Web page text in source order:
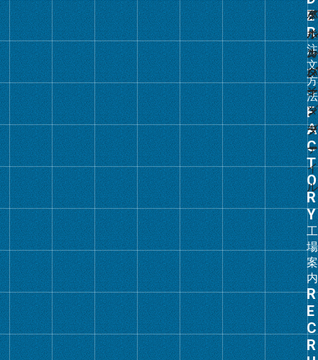
注
文
方
法
ー
プ
リ
ン
ク
工
場
案
内
グ
ル
ー
プ
リ
ン
ク
グ
ル
ー
プ
イ
ル
・
バ
イ
ン
ダ
ー
バ
イ
ン
ダ
ー
タ
ル
カ
レ
ン
ダ
ー
ア
ホ
ル
ダ
ー
・
フ
ァ
イ
ル